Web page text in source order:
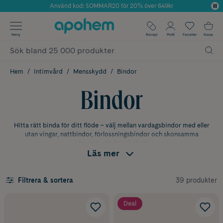
Årets Butik 2025 inom Skönhet
Använd kod: SOMMAR20 för 20% över 649kr
✓ Fri frakt
✓ Poäng på alla köp*
Meny Recept Profil Favoriter Kassa
Hem Intimvård Mensskydd Bindor
Bindor
Hitta rätt binda för ditt flöde – välj mellan vardagsbindor med eller
utan vingar, nattbindor, förlossningsbindor och skonsamma
alternativ för känslig hud.
den?
En binda är ett utvändigt skydd som fästs i trosan och absorberar
mensblod eller andra blödningar, till exempel efter en förlossning.
Läs mer
Filtrera & sortera 39 produkter
Deal